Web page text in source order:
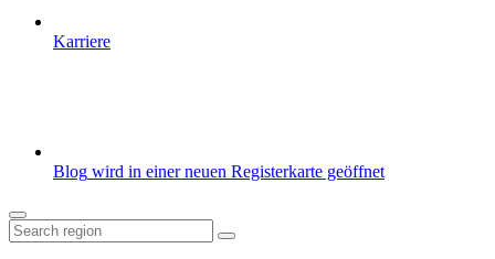
Karriere
Blog wird in einer neuen Registerkarte geöffnet